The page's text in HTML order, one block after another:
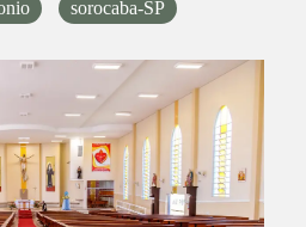
sorocaba-SP